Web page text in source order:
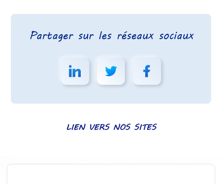
Partager sur les réseaux sociaux
LIEN VERS NOS SITES